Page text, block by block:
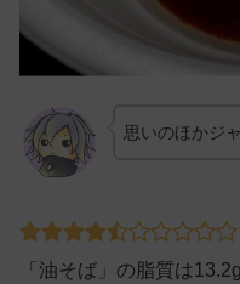
思いのほかジ
「油そば」の脂質は